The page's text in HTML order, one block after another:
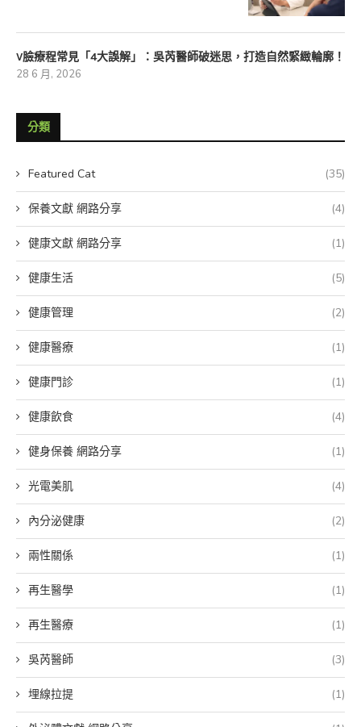
V臉療程常見「4大誤解」：吳芮醫師破迷思，打造自然緊緻輪廓！
28 6 月, 2026
分類
Featured Cat (35)
保養文獻 網路分享 (4)
健康文獻 網路分享 (1)
健康生活 (5)
健康管理 (2)
健康醫療 (1)
健康門診 (1)
健康飲食 (4)
健身保養 網路分享 (1)
光電美肌 (4)
內分泌健康 (2)
兩性關係 (1)
再生醫學 (1)
再生醫療 (1)
吳芮醫師 (3)
埋線拉提 (1)